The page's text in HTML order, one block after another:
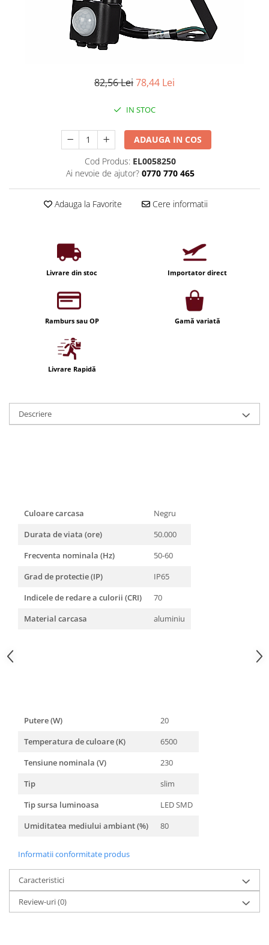
Iluminat arhitectural
Becuri LED Smart
Becuri LED cu filament
Corpuri de emergenta
Lustre LED
Profil banda LED
Fotosenzori si Senzori de miscare
Sina Magnetica Slim LIMBO
Iluminat decorativ de Craciun
82,56 Lei78,44 Lei
IN STOC
ADAUGA IN COS
Cod Produs: EL0058250
Ai nevoie de ajutor? 0770 770 465
Adauga la Favorite Cere informatii
Livrare din stoc Importator direct
Ramburs sau OP Gamă variată
Livrare Rapidă
Descriere
Culoare carcasa
Negru
Durata de viata (ore)
50.000
Frecventa nominala (Hz)
50-60
Grad de protectie (IP)
IP65
Indicele de redare a culorii (CRI)
70
Material carcasa
aluminiu
Putere (W)
20
Temperatura de culoare (K)
6500
Tensiune nominala (V)
230
Tip
slim
Tip sursa luminoasa
LED SMD
Umiditatea mediului ambiant (%)
80
Informatii conformitate produs
Caracteristici
Review-uri(0)